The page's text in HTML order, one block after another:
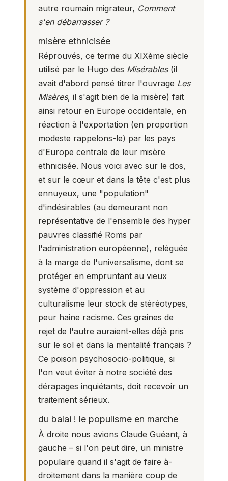
autre roumain migrateur, Comment
s'en débarrasser ?
misère ethnicisée
Réprouvés, ce terme du XIXème siècle
utilisé par le Hugo des Misérables(il
avait d'abord pensé titrer l'ouvrage Les
Misères, il s'agit bien de la misère) fait
ainsi retour en Europe occidentale, en
réaction à l'exportation (en proportion
modeste rappelons-le) par les pays
d'Europe centrale de leur misère
ethnicisée. Nous voici avec sur le dos,
et sur le cœur et dans la tête c'est plus
ennuyeux, une "population"
d'indésirables (au demeurant non
représentative de l'ensemble des hyper
pauvres classifié Roms par
l'administration européenne), reléguée
à la marge de l'universalisme, dont se
protéger en empruntant au vieux
système d'oppression et au
culturalisme leur stock de stéréotypes,
peur haine racisme. Ces graines de
rejet de l'autre auraient-elles déjà pris
sur le sol et dans la mentalité français ?
Ce poison psychosocio-politique, si
l'on veut éviter à notre société des
dérapages inquiétants, doit recevoir un
traitement sérieux.
du balai ! le populisme en marche
À droite nous avions Claude Guéant, à
gauche – si l'on peut dire, un ministre
populaire quand il s'agit de faire à-
droitement dans la manière coup de